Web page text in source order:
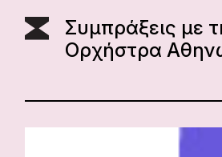
Συμπράξεις με
Ορχήστρα